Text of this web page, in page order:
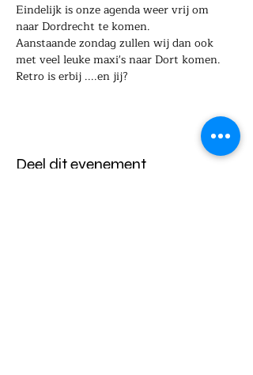
Eindelijk is onze agenda weer vrij om
naar Dordrecht te komen.
Aanstaande zondag zullen wij dan ook
met veel leuke maxi's naar Dort komen.
Retro is erbij ....en jij?
Deel dit evenement